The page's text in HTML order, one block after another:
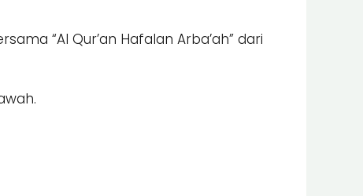
“Al Qur’an Hafalan Arba’ah” dari